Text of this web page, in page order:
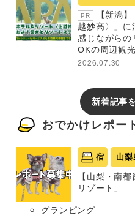
PR
【新潟
越妙高〉」に
感じながらの
OKの周辺観
2026.07.30
新着記事
おでかけレポー
宿 山梨
【山梨・南
リゾート」
グランピング